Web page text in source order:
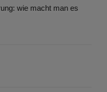
wie macht man es